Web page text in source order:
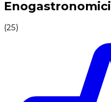
Enogastronomici
(25)